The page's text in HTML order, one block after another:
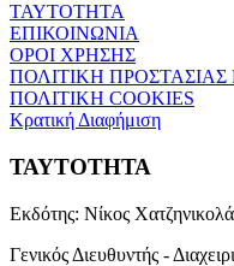
ΤΑΥΤΟΤΗΤΑ
ΕΠΙΚΟΙΝΩΝΙΑ
ΟΡΟΙ ΧΡΗΣΗΣ
ΠΟΛΙΤΙΚΗ
ΠΟΛΙΤΙΚΗ COOKIES
Κρατική Διαφήμιση
ΤΑΥΤΟΤΗΤΑ
Εκδότης: Νίκος
Γενικός Διευθυντής -